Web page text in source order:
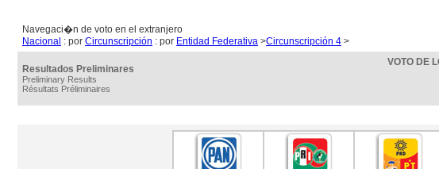
Navegaci�n de voto en el extranjero
Nacional : por Circunscripción : por Entidad Federativa >Circunscripción 4 >
Resultados Preliminares
Preliminary Results
Résultats Préliminaires
VOTO DE